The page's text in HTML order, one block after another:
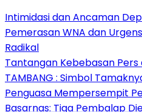
Intimidasi dan Ancaman
Pemerasan WNA dan
Radikal
Tantangan Kebebasan
TAMBANG : Simbol
Penguasa Mempersempit
Basarnas: Tiga Pembalap